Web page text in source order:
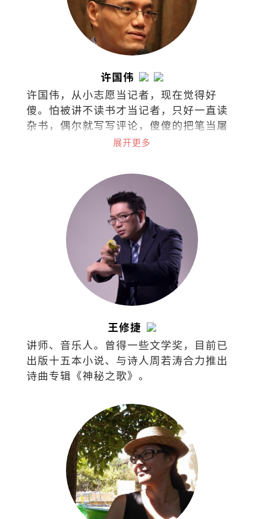
许国伟
许国伟，从小志愿当记者，现在觉得好
傻。怕被讲不读书才当记者，只好一直读
杂书，偶尔就写写评论，傻傻的把笔当屠
展开更多
王修捷
讲师、音乐人。曾得一些文学奖，目前已
出版十五本小说、与诗人周若涛合力推出
诗曲专辑《神秘之歌》。